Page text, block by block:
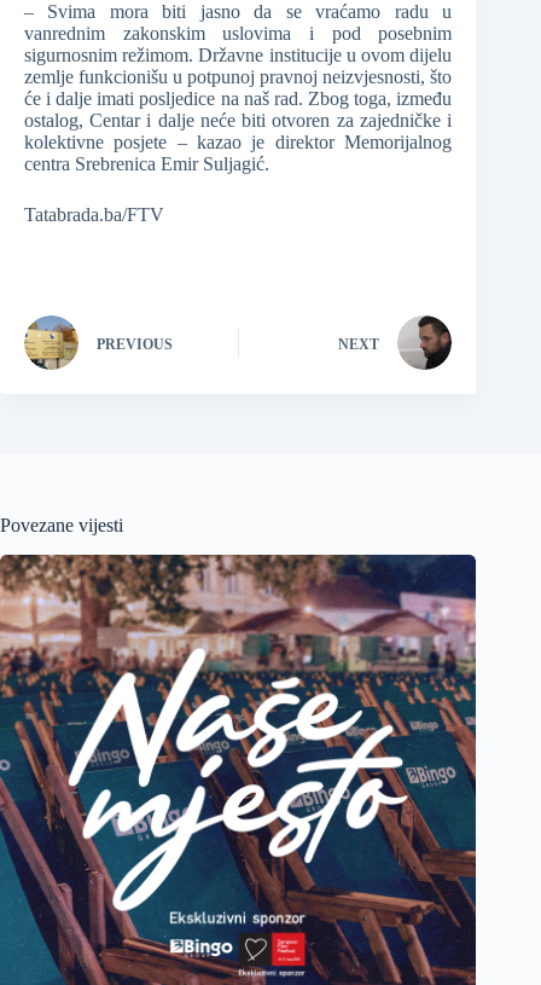
– Svima mora biti jasno da se vraćamo radu u
vanrednim zakonskim uslovima i pod posebnim
sigurnosnim režimom. Državne institucije u ovom dijelu
zemlje funkcionišu u potpunoj pravnoj neizvjesnosti, što
će i dalje imati posljedice na naš rad. Zbog toga, između
ostalog, Centar i dalje neće biti otvoren za zajedničke i
kolektivne posjete – kazao je direktor Memorijalnog
centra Srebrenica Emir Suljagić.
Tatabrada.ba/FTV
PREVIOUS NEXT
Povezane vijesti